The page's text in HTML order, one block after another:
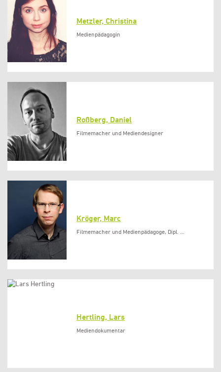
Metzler, Christina
Medienpädagogin
Roßberg, Daniel
Filmemacher und Mediendesigner
Kröger, Marc
Filmemacher und Medienpädagoge, Dipl. …
Hertling, Lars
Mediendokumentar